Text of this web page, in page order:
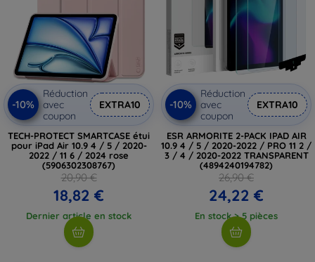
-10%
Réduction
avec
coupon
EXTRA10
TECH-PROTECT SMARTCASE étui
pour iPad Air 10.9 4 / 5 / 2020-
2022 / 11 6 / 2024 rose
(5906302308767)
20,90 €
18,82 €
Dernier article en stock
-10%
Réduction
avec
coupon
EXTRA10
ESR ARMORITE 2-PACK IPAD AIR
10.9 4 / 5 / 2020-2022 / PRO 11 2 /
3 / 4 / 2020-2022 TRANSPARENT
(4894240194782)
26,90 €
24,22 €
En stock > 5 pièces